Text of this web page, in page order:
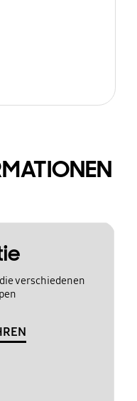
verschiedenen